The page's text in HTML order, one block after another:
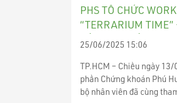
PHS TỔ CHỨC
“TERRARIUM TIME”
SÁNG TẠO VÀ XANH
25/06/2025 15:06
TP.HCM – Chiều ngày
phần Chứng khoán Phú
bộ nhân viên đã cùng